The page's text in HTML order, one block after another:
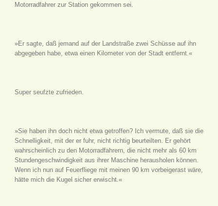
Motorradfahrer zur Station gekommen sei.
»Er sagte, daß jemand auf der Landstraße zwei Schüsse auf ihn
abgegeben habe, etwa einen Kilometer von der Stadt entfernt.«
Super seufzte zufrieden.
»Sie haben ihn doch nicht etwa getroffen? Ich vermute, daß sie die
Schnelligkeit, mit der er fuhr, nicht richtig beurteilten. Er gehört
wahrscheinlich zu den Motorradfahrern, die nicht mehr als 60 km
Stundengeschwindigkeit aus ihrer Maschine herausholen können.
Wenn ich nun auf Feuerfliege mit meinen 90 km vorbeigerast wäre,
hätte mich die Kugel sicher erwischt.«